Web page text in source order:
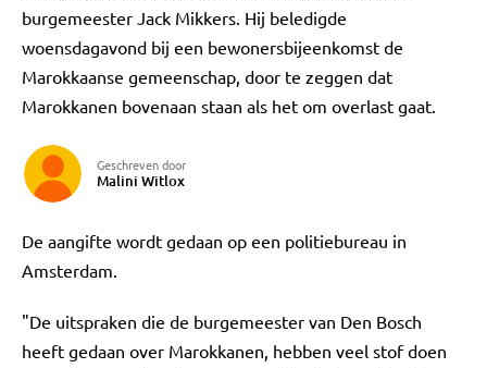
burgemeester Jack Mikkers. Hij beledigde
woensdagavond bij een bewonersbijeenkomst de
Marokkaanse gemeenschap, door te zeggen dat
Marokkanen bovenaan staan als het om overlast gaat.
Geschreven door
Malini Witlox
De aangifte wordt gedaan op een politiebureau in
Amsterdam.
"De uitspraken die de burgemeester van Den Bosch
heeft gedaan over Marokkanen, hebben veel stof doen